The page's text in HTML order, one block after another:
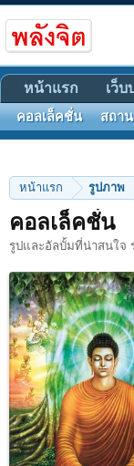
หน้าแรก รูปภาพ
คอลเล็คชั่น
รูปและอัลบั้มที่น่าสนใจ
หน้าแรก เว็บ
คอลเล็คชั่น สถา